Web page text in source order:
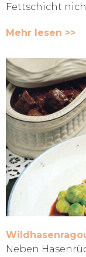
Fettschicht
Mehr lesen >>
Neben